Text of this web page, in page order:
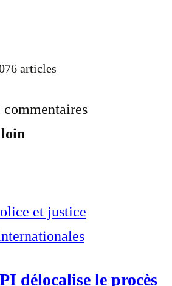
articles
commentaires
et justice
délocalise le procès